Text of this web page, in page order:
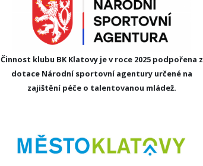
Činnost klubu BK Klatovy je v roce 2025 podpořena z
dotace Národní sportovní agentury určené na
zajištění péče o talentovanou mládež.